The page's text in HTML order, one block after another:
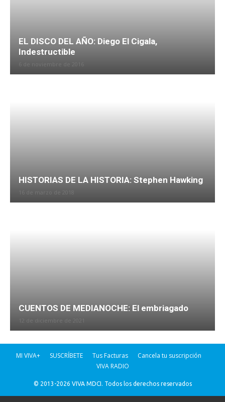
EL DISCO DEL AÑO: Diego El Cigala,
Indestructible
6 de noviembre de 2016
HISTORIAS DE LA HISTORIA: Stephen Hawking
16 de marzo de 2018
CUENTOS DE MEDIANOCHE: El embriagado
MI VIVA+ SUSCRÍBETE Tus Facturas
Cancela tu suscripción
VIVA RADIO
© 2013-2026 VIVA MDCI. Todos los derechos reservados